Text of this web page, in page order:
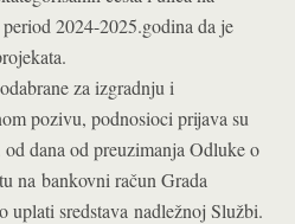
2024-2025.godina da je
za izgradnju i
pozivu, podnosioci prijava su
dana od preuzimanja Odluke o
na bankovni račun Grada
uplati sredstava nadležnoj Službi.